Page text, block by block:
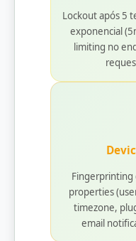
Lockout após 5
exponencial
limiting no
Fingerprinting
properties
timezone,
email